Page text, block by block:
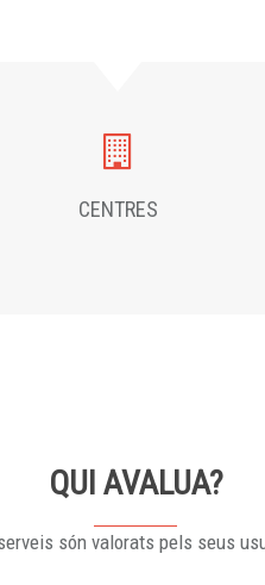
CENTRES
QUI AVALUA?
són valorats pels seus